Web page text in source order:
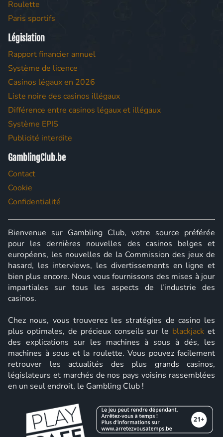
Roulette
Paris sportifs
Législation
Rapport financier annuel
Système de licence
Casinos légaux en 2026
Liste noire des casinos illégaux
Différence entre casinos légaux et illégaux
Système EPIS
Publicité interdite
GamblingClub.be
Contact
Cookie
Confidentialité
Bienvenue sur Gambling Club, votre source préférée
pour les dernières nouvelles des casinos belges et
européens, les nouvelles de la Commission des jeux de
hasard, les interviews, les divertissements en ligne et
bien plus encore. Nous vous fournissons des mises à jour
impartiales sur tous les aspects de l’industrie des
casinos.
Chez nous, vous trouverez les stratégies de casino les
plus optimales, de précieux conseils sur le blackjack et
des explications sur les machines à sous à dés, les
machines à sous et la roulette. Vous pouvez facilement
retrouver les actualités des plus grands casinos,
législateurs et marchés de nos pays voisins rassemblées
en un seul endroit, le Gambling Club !